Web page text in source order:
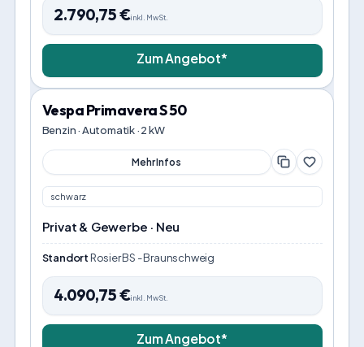
2.790,75€inkl. MwSt.
Zum Angebot*
Vespa Primavera S 50
Benzin · Automatik · 2 kW
Mehr Infos
schwarz
Privat & Gewerbe · Neu
Standort Rosier BS - Braunschweig
4.090,75€inkl. MwSt.
Zum Angebot*